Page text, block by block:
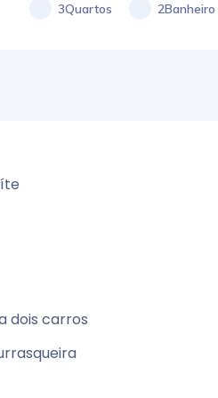
3Quartos 2Banheiro
dois carros